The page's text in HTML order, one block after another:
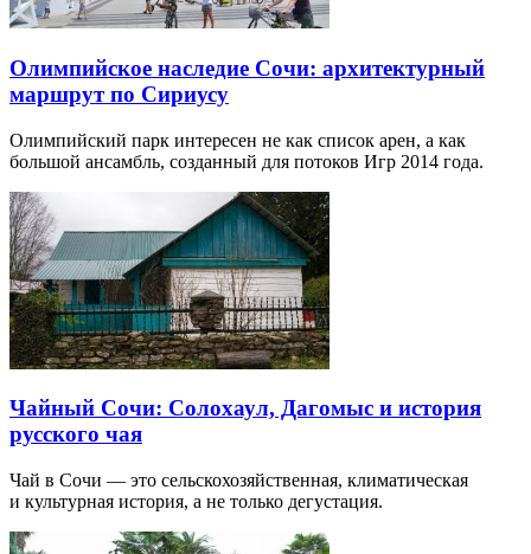
Олимпийское наследие Сочи: архитектурный
маршрут по Сириусу
Олимпийский парк интересен не как список арен, а как
большой ансамбль, созданный для потоков Игр 2014 года.
Чайный Сочи: Солохаул, Дагомыс и история
русского чая
Чай в Сочи — это сельскохозяйственная, климатическая
и культурная история, а не только дегустация.